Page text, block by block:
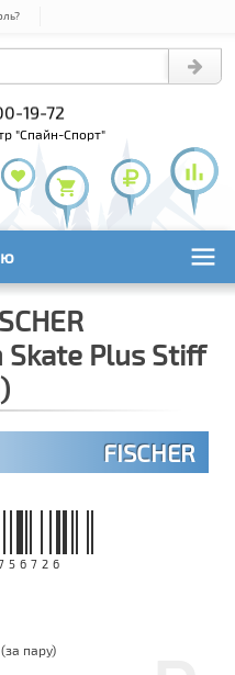
19-72
"Спайн-Спорт"
Skate Plus Stiff
FISCHER
(за пару)